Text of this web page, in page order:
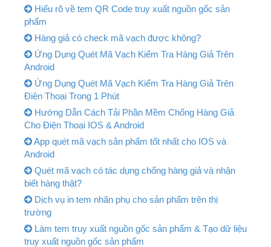
Hiểu rõ về tem QR Code truy xuất nguồn gốc sản
phẩm
Hàng giả có check mã vạch được không?
Ứng Dụng Quét Mã Vạch Kiểm Tra Hàng Giả Trên
Android
Ứng Dụng Quét Mã Vạch Kiểm Tra Hàng Giả Trên
Điện Thoại Trong 1 Phút
Hướng Dẫn Cách Tải Phần Mềm Chống Hàng Giả
Cho Điện Thoại IOS & Android
App quét mã vạch sản phẩm tốt nhất cho IOS và
Android
Quét mã vạch có tác dụng chống hàng giả và nhận
biết hàng thật?
Dịch vụ in tem nhãn phụ cho sản phẩm trên thị
trường
Làm tem truy xuất nguồn gốc sản phẩm & Tạo dữ liệu
truy xuất nguồn gốc sản phẩm